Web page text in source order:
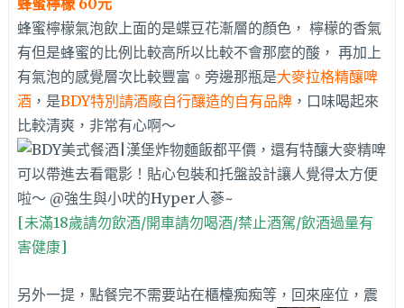
蜂蜜檸檬 60元
蜂蜜檸檬氣泡飲上面的是蝶豆花漸層的顏色， 檸檬的香氣
有但是蜂蜜的比例比較高所以比較不會那麼的酸， 再加上
有氣泡的感覺層次比較豐富。旁邊那瓶是大麥拉格精釀啤
酒，是BDY特別請酒廠自行釀造的自有品牌，口味喝起來
比較清爽，非常有心啊～
[未滿18歲請勿飲酒/開車請勿喝酒/禁止酒駕/飲酒過量有
害健康]
另外一提，點餐完不需要站在櫃檯痴痴等，回來座位，震